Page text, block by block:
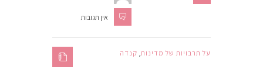
אין תגובות
על תרבויות של מדינות קנדה